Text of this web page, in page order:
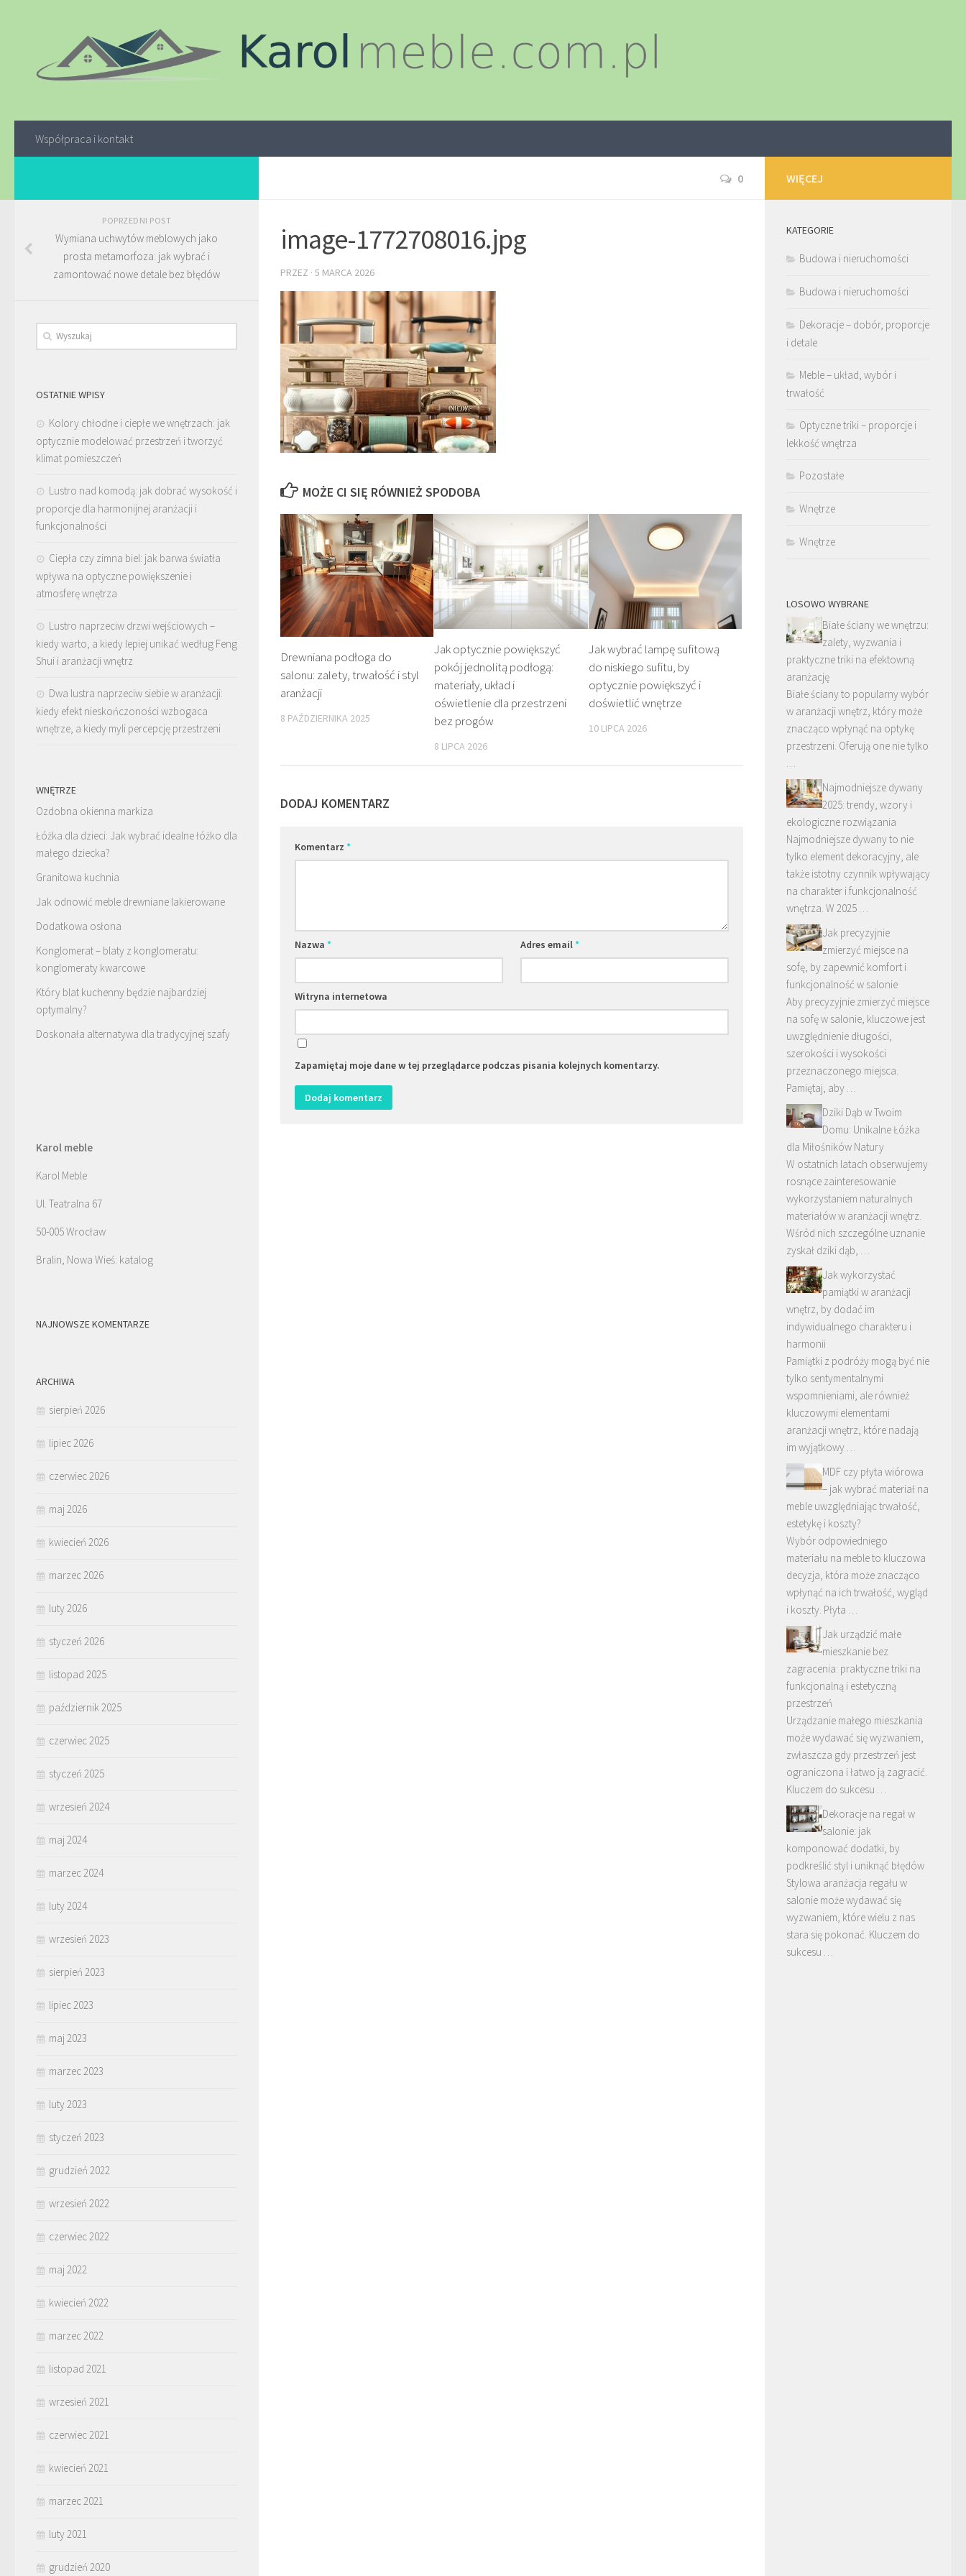
Współpraca i kontakt
0
image-1772708016.jpg
PRZEZ · 5 MARCA 2026
MOŻE CI SIĘ RÓWNIEŻ SPODOBA
Drewniana podłoga do
salonu: zalety, trwałość i styl
aranżacji
8 PAŹDZIERNIKA 2025
Jak optycznie powiększyć
pokój jednolitą podłogą:
materiały, układ i
oświetlenie dla przestrzeni
bez progów
8 LIPCA 2026
Jak wybrać lampę sufitową
do niskiego sufitu, by
optycznie powiększyć i
doświetlić wnętrze
10 LIPCA 2026
DODAJ KOMENTARZ
Komentarz *
Nazwa * Adres email*
Witryna internetowa
Zapamiętaj moje dane w tej przeglądarce podczas pisania kolejnych komentarzy.
POPRZEDNI POST
Wymiana uchwytów meblowych jako
prosta metamorfoza: jak wybrać i
zamontować nowe detale bez błędów
OSTATNIE WPISY
Kolory chłodne i ciepłe we wnętrzach: jak
optycznie modelować przestrzeń i tworzyć
klimat pomieszczeń
Lustro nad komodą: jak dobrać wysokość i
proporcje dla harmonijnej aranżacji i
funkcjonalności
Ciepła czy zimna biel: jak barwa światła
wpływa na optyczne powiększenie i
atmosferę wnętrza
Lustro naprzeciw drzwi wejściowych –
kiedy warto, a kiedy lepiej unikać według Feng
Shui i aranżacji wnętrz
Dwa lustra naprzeciw siebie w aranżacji:
kiedy efekt nieskończoności wzbogaca
wnętrze, a kiedy myli percepcję przestrzeni
WNĘTRZE
Ozdobna okienna markiza
Łóżka dla dzieci: Jak wybrać idealne łóżko dla
małego dziecka?
Granitowa kuchnia
Jak odnowić meble drewniane lakierowane
Dodatkowa osłona
Konglomerat – blaty z konglomeratu:
konglomeraty kwarcowe
Który blat kuchenny będzie najbardziej
optymalny?
Doskonała alternatywa dla tradycyjnej szafy
Karol meble
Karol Meble
Ul. Teatralna 67
50-005 Wrocław
Bralin, Nowa Wieś: katalog
NAJNOWSZE KOMENTARZE
ARCHIWA
sierpień 2026
lipiec 2026
czerwiec 2026
maj 2026
kwiecień 2026
marzec 2026
luty 2026
styczeń 2026
listopad 2025
październik 2025
czerwiec 2025
styczeń 2025
wrzesień 2024
maj 2024
marzec 2024
luty 2024
wrzesień 2023
sierpień 2023
lipiec 2023
maj 2023
marzec 2023
luty 2023
styczeń 2023
grudzień 2022
wrzesień 2022
czerwiec 2022
maj 2022
kwiecień 2022
marzec 2022
listopad 2021
wrzesień 2021
czerwiec 2021
kwiecień 2021
marzec 2021
luty 2021
grudzień 2020
WIĘCEJ
KATEGORIE
Budowa i nieruchomości
Budowa i nieruchomości
Dekoracje – dobór, proporcje
i detale
Meble – układ, wybór i
trwałość
Optyczne triki – proporcje i
lekkość wnętrza
Pozostałe
Wnętrze
Wnętrze
LOSOWO WYBRANE
Białe ściany we wnętrzu:
zalety, wyzwania i
praktyczne triki na efektowną
aranżację
Białe ściany to popularny wybór
w aranżacji wnętrz, który może
znacząco wpłynąć na optykę
przestrzeni. Oferują one nie tylko
…
Najmodniejsze dywany
2025: trendy, wzory i
ekologiczne rozwiązania
Najmodniejsze dywany to nie
tylko element dekoracyjny, ale
także istotny czynnik wpływający
na charakter i funkcjonalność
wnętrza. W 2025 …
Jak precyzyjnie
zmierzyć miejsce na
sofę, by zapewnić komfort i
funkcjonalność w salonie
Aby precyzyjnie zmierzyć miejsce
na sofę w salonie, kluczowe jest
uwzględnienie długości,
szerokości i wysokości
przeznaczonego miejsca.
Pamiętaj, aby …
Dziki Dąb w Twoim
Domu: Unikalne Łóżka
dla Miłośników Natury
W ostatnich latach obserwujemy
rosnące zainteresowanie
wykorzystaniem naturalnych
materiałów w aranżacji wnętrz.
Wśród nich szczególne uznanie
zyskał dziki dąb, …
Jak wykorzystać
pamiątki w aranżacji
wnętrz, by dodać im
indywidualnego charakteru i
harmonii
Pamiątki z podróży mogą być nie
tylko sentymentalnymi
wspomnieniami, ale również
kluczowymi elementami
aranżacji wnętrz, które nadają
im wyjątkowy …
MDF czy płyta wiórowa
– jak wybrać materiał na
meble uwzględniając trwałość,
estetykę i koszty?
Wybór odpowiedniego
materiału na meble to kluczowa
decyzja, która może znacząco
wpłynąć na ich trwałość, wygląd
i koszty. Płyta …
Jak urządzić małe
mieszkanie bez
zagracenia: praktyczne triki na
funkcjonalną i estetyczną
przestrzeń
Urządzanie małego mieszkania
może wydawać się wyzwaniem,
zwłaszcza gdy przestrzeń jest
ograniczona i łatwo ją zagracić.
Kluczem do sukcesu …
Dekoracje na regał w
salonie: jak
komponować dodatki, by
podkreślić styl i uniknąć błędów
Stylowa aranżacja regału w
salonie może wydawać się
wyzwaniem, które wielu z nas
stara się pokonać. Kluczem do
sukcesu …